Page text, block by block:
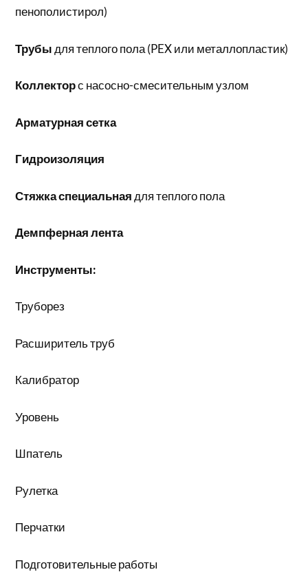
пенополистирол)
Трубы для теплого пола (PEX или металлопластик)
Коллекторс насосно-смесительным узлом
Арматурная сетка
Гидроизоляция
Стяжка специальная для теплого пола
Демпферная лента
Инструменты:
Труборез
Расширитель труб
Калибратор
Уровень
Шпатель
Рулетка
Перчатки
Подготовительные работы